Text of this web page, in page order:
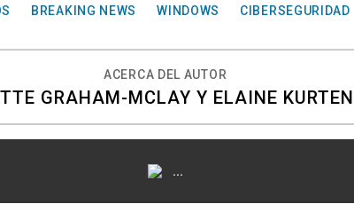
BREAKING NEWS WINDOWS CIBERSEGURIDAD
ACERCA DEL AUTOR
GRAHAM-MCLAY Y ELAINE
...